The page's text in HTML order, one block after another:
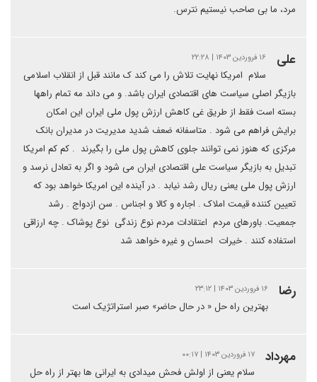
مرد، ما بی صاحب نیستیم نترس.
علی ۱۶ فروردین ۱۴۰۳ | ۲۲:۲۸
سلام ‌ امریکا نهایت تلاش را می کند ک مانند قبل از انقلاب اسلامی
بازیگر اصلی سیاست های اقتصادی ایران باشد. و می داند مه تمام راهها
بسته است فقط از طریق غی کاهش ارزش پول ملی ایران این امکان
برایش فراهم می شود . متاسفانه ضعف شدید مدیریت در مدیران بانک
مرکزی که هنوز نمی توانند جلوی کاهش پول ملی را بگیرند ‌ . کم کم امریکا
تبدیل به بازیگر سیاست علی اقتصادی ایران می شود و اگر به تعادل نرسد و
ارزش پول ملی یعنی ریال رشد نیابد . در آینده این امریکا خواهد بود که
تعیین کننده قیمت املاک . اجاره و کالا و اجناس . سن ازدواج . رشد
جمعیت. باورهای مردم ‌ اعتقادات مردم نوع زندگی ‌ نوع پوشاک . چه ارزاقی
استفاده کنند ‌. خیرات ‌ احسان و غیره خواهد شد ‌
رضا ۱۶ فروردین ۱۴۰۳ | ۲۳:۱۲
بهترین راه حل « در حال حاضر» صبر استراتژیک است
مهرداد ۱۷ فروردین ۱۴۰۳ | ۰۰:۱۷
سلام یعنی از اولش فحش میدادی به ایرانی ها بهتر از راه حل